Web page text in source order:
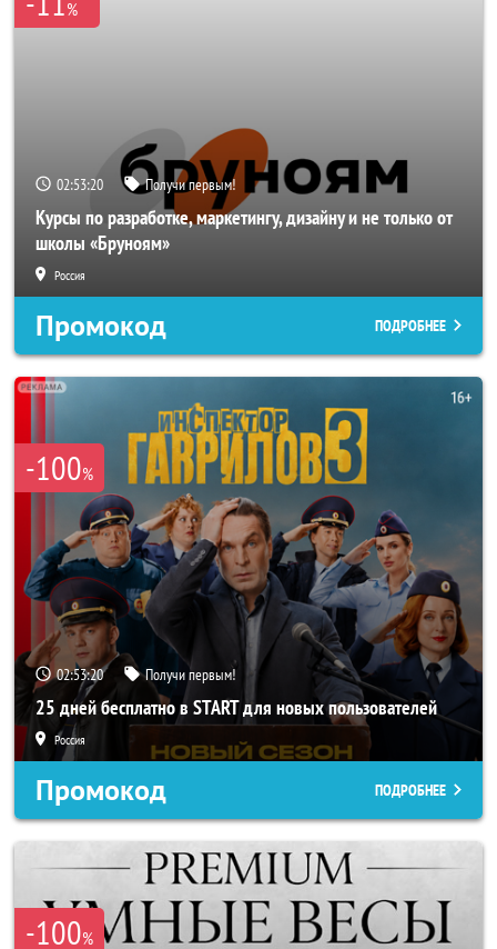
%
02:53:18 Получи первым!
Курсы по разработке, маркетингу, дизайну и не только от
школы «Бруноям»
Россия
Промокод ПОДРОБНЕЕ
-100%
02:53:18 Получи первым!
25 дней бесплатно в START для новых пользователей
Россия
Промокод ПОДРОБНЕЕ
-100%